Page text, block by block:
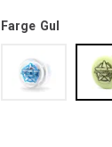
Farge Gul